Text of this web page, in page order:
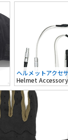
ヘルメットアクセ
Helmet Accessory